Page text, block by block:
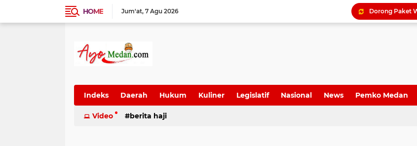
HOME Jum'at 7 Agu 2026
Indeks Daerah Hukum Kuliner Legislatif Nasional News Pemko Medan
SUmatera Utara Wisata
Video berita haji